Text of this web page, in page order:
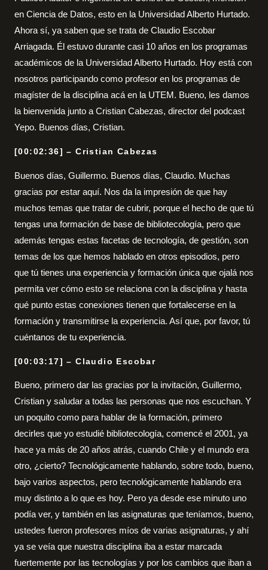
en Ciencia de Datos, esto en la Universidad Alberto Hurtado.
Ahora sí, ya saben que se trata de Claudio Escobar
Arriagada. Él estuvo durante casi 10 años en los programas
académicos de la Universidad Alberto Hurtado. Hoy está con
nosotros participando como profesor en los programas de
magíster de la disciplina acá en la UTEM. Bueno, les damos
la bienvenida junto a Cristian Cabezas, director del podcast
Yepo. Buenos días, Cristian.
[00:02:36] – Cristian Cabezas
Buenos días, Guillermo. Buenos días, Claudio. Muchas
gracias por estar aquí. Nos da la impresión de que hay
muchos temas que tratar de cubrir, porque el hecho de que tú
tengas una formación de base de bibliotecología, pero que
además tengas estas facetas de tecnología, de gestión, son
temas de los que hemos hablado en otros episodios, pero
que tú tienes una experiencia y formación única que ojalá nos
permita ver cómo esto se relaciona con la disciplina y hasta
qué punto estas conexiones tienen que fortalecerse en la
formación y transmitirse la experiencia. Así que, por favor, tú
cuéntanos de tu experiencia.
[00:03:17] – Claudio Escobar
Bueno, primero dar las gracias por la invitación, Guillermo,
Cristian y saludar a todas las personas que nos escuchan. Y
un poquito como para hablar de la formación, primero
decirles que yo estudié bibliotecología, comencé el 2001, ya
hace ya más de 20 años atrás, cuando Chile y el mundo era
otro, ¿cierto? Tecnológicamente hablando, sobre todo, bueno,
bajo varios aspectos, pero tecnológicamente hablando era
muy distinto a lo que es hoy. Pero ya desde ese minuto uno
podía ver, y también en las asignaturas que teníamos, bueno,
ustedes fueron profesores míos de varias asignaturas, y ahí
ya se veía que nuestra disciplina iba a estar marcada
fuertemente por las tecnologías y por los cambios que iban a